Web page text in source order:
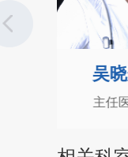
吴
主任